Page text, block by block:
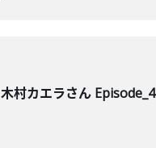
木村カエラさん Episode_4